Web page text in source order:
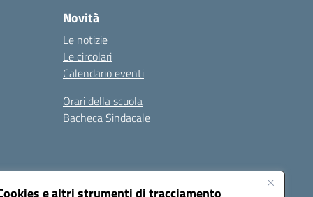
e altri strumenti di tracciamento
Novità
Le notizie
Le circolari
Calendario eventi
Orari della scuola
Bacheca Sindacale
Seguici su: